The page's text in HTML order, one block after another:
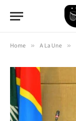
Home » A La Une »